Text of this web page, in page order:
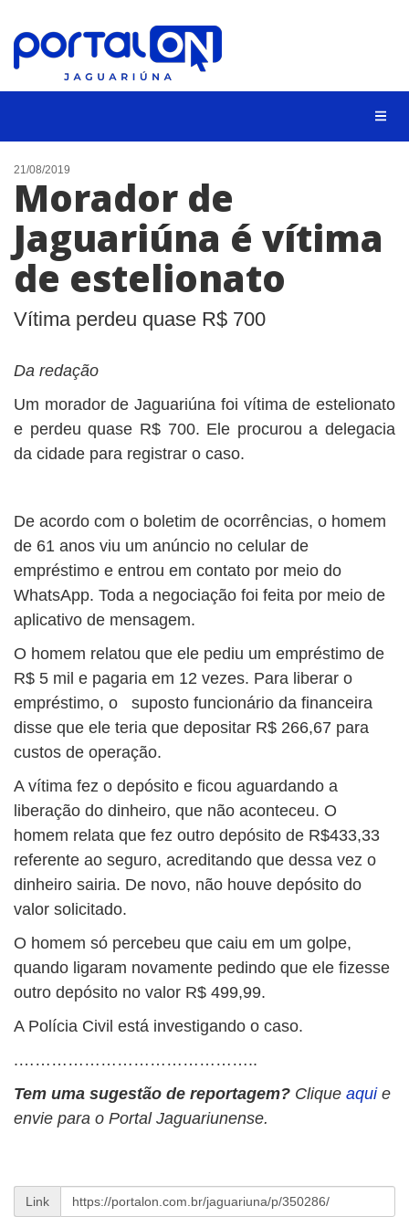
NOTÍCIAS
LISTA DIGITAL
CONTATO
ANUNCIE
21/08/2019
Morador de
Jaguariúna é vítima
de estelionato
Vítima perdeu quase R$ 700
Da redação
Um morador de Jaguariúna foi vítima de estelionato
e perdeu quase R$ 700. Ele procurou a delegacia
da cidade para registrar o caso.
De acordo com o boletim de ocorrências, o homem
de 61 anos viu um anúncio no celular de
empréstimo e entrou em contato por meio do
WhatsApp. Toda a negociação foi feita por meio de
aplicativo de mensagem.
O homem relatou que ele pediu um empréstimo de
R$ 5 mil e pagaria em 12 vezes. Para liberar o
empréstimo, o suposto funcionário da financeira
disse que ele teria que depositar R$ 266,67 para
custos de operação.
A vítima fez o depósito e ficou aguardando a
liberação do dinheiro, que não aconteceu. O
homem relata que fez outro depósito de R$433,33
referente ao seguro, acreditando que dessa vez o
dinheiro sairia. De novo, não houve depósito do
valor solicitado.
O homem só percebeu que caiu em um golpe,
quando ligaram novamente pedindo que ele fizesse
outro depósito no valor R$ 499,99.
A Polícia Civil está investigando o caso.
.……………………………………..
Tem uma sugestão de reportagem? Clique aqui e
envie para o Portal Jaguariunense.
Link